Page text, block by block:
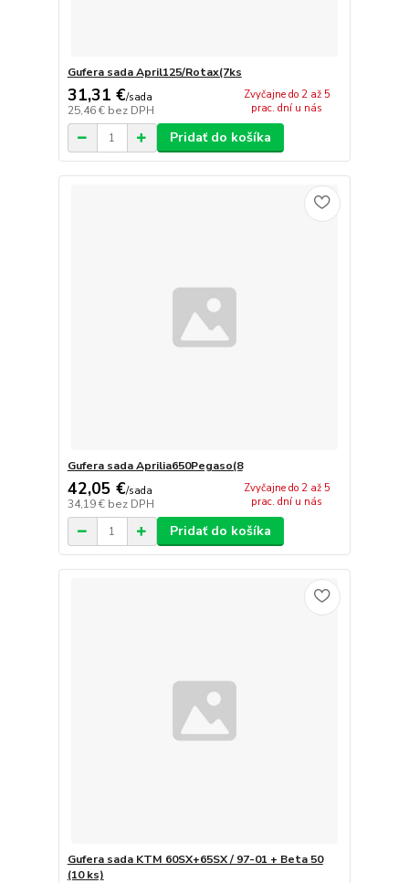
Gufera sada April125/Rotax(7ks
31,31 €/sada
25,46 € bez DPH
Zvyčajne do 2 až 5
prac. dní u nás
Pridať do košíka
Gufera sada Aprilia650Pegaso(8
42,05 €/sada
34,19 € bez DPH
Zvyčajne do 2 až 5
prac. dní u nás
Pridať do košíka
Gufera sada KTM 60SX+65SX / 97-01 + Beta 50
(10 ks)